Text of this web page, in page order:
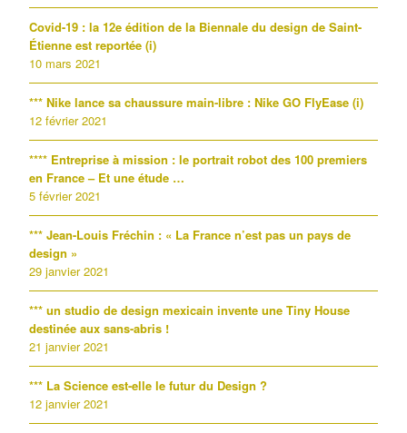
Covid-19 : la 12e édition de la Biennale du design de Saint-
Étienne est reportée (i)
10 mars 2021
*** Nike lance sa chaussure main-libre : Nike GO FlyEase (i)
12 février 2021
**** Entreprise à mission : le portrait robot des 100 premiers
en France – Et une étude …
5 février 2021
*** Jean-Louis Fréchin : « La France n’est pas un pays de
design »
29 janvier 2021
*** un studio de design mexicain invente une Tiny House
destinée aux sans-abris !
21 janvier 2021
*** La Science est-elle le futur du Design ?
12 janvier 2021